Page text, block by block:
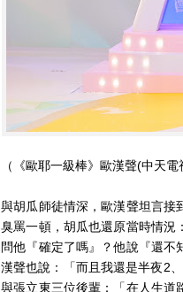
（《歐耶一級棒》歐漢聲(中天電
與胡瓜師徒情深，歐漢聲坦言接
臭罵一頓，胡瓜也還原當時情況
問他『確定了嗎』？他說『還
漢聲也說：「而且我還是半夜2
與張立東三位後輩：「在人生道